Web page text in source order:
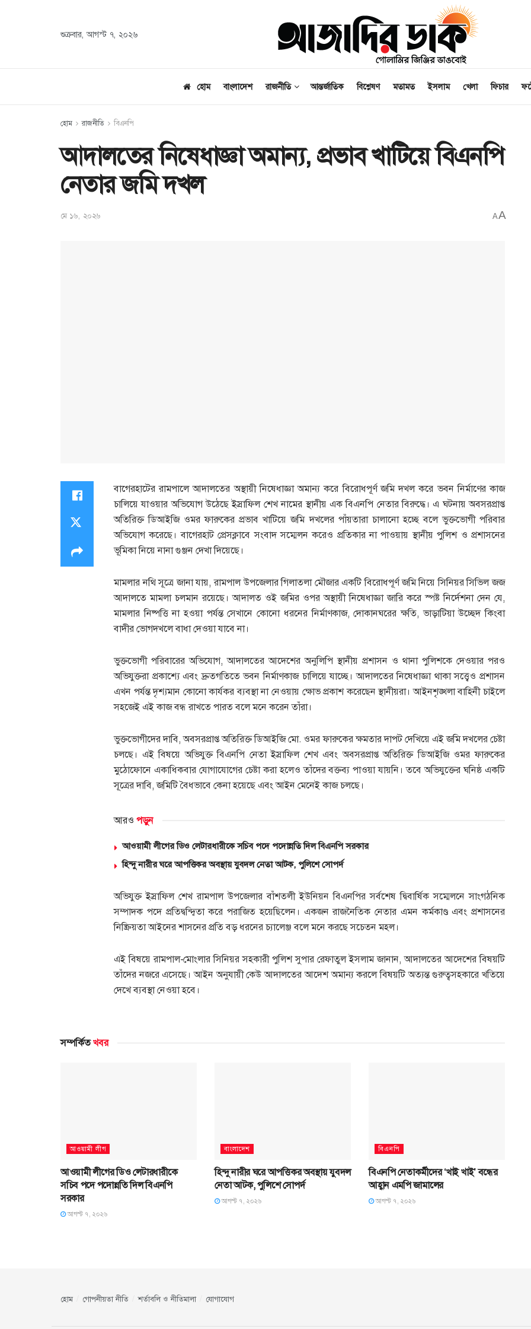
শুক্রবার, আগস্ট ৭, ২০২৬
হোম বাংলাদেশ রাজনীতি আন্তর্জাতিক বিশ্লেষণ মতামত ইসলাম খেলা ফিচার
হোম রাজনীতি বিএনপি
আদালতের নিষেধাজ্ঞা অমান্য, প্রভাব খাটিয়ে বিএনপি
নেতার জমি দখল
মে ১৬, ২০২৬ AA
বাগেরহাটের রামপালে আদালতের অস্থায়ী নিষেধাজ্ঞা অমান্য করে বিরোধপূর্ণ জমি দখল করে ভবন নির্মাণের কাজ
চালিয়ে যাওয়ার অভিযোগ উঠেছে ইস্রাফিল শেখ নামের স্থানীয় এক বিএনপি নেতার বিরুদ্ধে। এ ঘটনায় অবসরপ্রাপ্ত
অতিরিক্ত ডিআইজি ওমর ফারুকের প্রভাব খাটিয়ে জমি দখলের পাঁয়তারা চালানো হচ্ছে বলে ভুক্তভোগী পরিবার
অভিযোগ করেছে। বাগেরহাট প্রেসক্লাবে সংবাদ সম্মেলন করেও প্রতিকার না পাওয়ায় স্থানীয় পুলিশ ও প্রশাসনের
ভূমিকা নিয়ে নানা গুঞ্জন দেখা দিয়েছে।
মামলার নথি সূত্রে জানা যায়, রামপাল উপজেলার গিলাতলা মৌজার একটি বিরোধপূর্ণ জমি নিয়ে সিনিয়র সিভিল জজ
আদালতে মামলা চলমান রয়েছে। আদালত ওই জমির ওপর অস্থায়ী নিষেধাজ্ঞা জারি করে স্পষ্ট নির্দেশনা দেন যে,
মামলার নিষ্পত্তি না হওয়া পর্যন্ত সেখানে কোনো ধরনের নির্মাণকাজ, দোকানঘরের ক্ষতি, ভাড়াটিয়া উচ্ছেদ কিংবা
বাদীর ভোগদখলে বাধা দেওয়া যাবে না।
ভুক্তভোগী পরিবারের অভিযোগ, আদালতের আদেশের অনুলিপি স্থানীয় প্রশাসন ও থানা পুলিশকে দেওয়ার পরও
অভিযুক্তরা প্রকাশ্যে এবং দ্রুতগতিতে ভবন নির্মাণকাজ চালিয়ে যাচ্ছে। আদালতের নিষেধাজ্ঞা থাকা সত্ত্বেও প্রশাসন
এখন পর্যন্ত দৃশ্যমান কোনো কার্যকর ব্যবস্থা না নেওয়ায় ক্ষোভ প্রকাশ করেছেন স্থানীয়রা। আইনশৃঙ্খলা বাহিনী চাইলে
সহজেই এই কাজ বন্ধ রাখতে পারত বলে মনে করেন তাঁরা।
ভুক্তভোগীদের দাবি, অবসরপ্রাপ্ত অতিরিক্ত ডিআইজি মো. ওমর ফারুকের ক্ষমতার দাপট দেখিয়ে এই জমি দখলের চেষ্টা
চলছে। এই বিষয়ে অভিযুক্ত বিএনপি নেতা ইস্রাফিল শেখ এবং অবসরপ্রাপ্ত অতিরিক্ত ডিআইজি ওমর ফারুকের
মুঠোফোনে একাধিকবার যোগাযোগের চেষ্টা করা হলেও তাঁদের বক্তব্য পাওয়া যায়নি। তবে অভিযুক্তের ঘনিষ্ঠ একটি
সূত্রের দাবি, জমিটি বৈধভাবে কেনা হয়েছে এবং আইন মেনেই কাজ চলছে।
আরও পড়ুন
আওয়ামী লীগের ডিও লেটারধারীকে সচিব পদে পদোন্নতি দিল বিএনপি সরকার
হিন্দু নারীর ঘরে আপত্তিকর অবস্থায় যুবদল নেতা আটক, পুলিশে সোপর্দ
অভিযুক্ত ইস্রাফিল শেখ রামপাল উপজেলার বাঁশতলী ইউনিয়ন বিএনপির সর্বশেষ দ্বিবার্ষিক সম্মেলনে সাংগঠনিক
সম্পাদক পদে প্রতিদ্বন্দ্বিতা করে পরাজিত হয়েছিলেন। একজন রাজনৈতিক নেতার এমন কর্মকাণ্ড এবং প্রশাসনের
নিষ্ক্রিয়তা আইনের শাসনের প্রতি বড় ধরনের চ্যালেঞ্জ বলে মনে করছে সচেতন মহল।
এই বিষয়ে রামপাল-মোংলার সিনিয়র সহকারী পুলিশ সুপার রেফাতুল ইসলাম জানান, আদালতের আদেশের বিষয়টি
তাঁদের নজরে এসেছে। আইন অনুযায়ী কেউ আদালতের আদেশ অমান্য করলে বিষয়টি অত্যন্ত গুরুত্বসহকারে খতিয়ে
দেখে ব্যবস্থা নেওয়া হবে।
সম্পর্কিতখবর
আওয়ামী লীগ
আওয়ামী লীগের ডিও লেটারধারীকে
সচিব পদে পদোন্নতি দিল বিএনপি
সরকার
আগস্ট ৭, ২০২৬
বাংলাদেশ
হিন্দু নারীর ঘরে আপত্তিকর অবস্থায় যুবদল
নেতা আটক, পুলিশে সোপর্দ
আগস্ট ৭, ২০২৬
বিএনপি
বিএনপি নেতাকর্মীদের ‘খাই খাই’ বন্ধের
আহ্বান এমপি জামালের
আগস্ট ৭, ২০২৬
হোম গোপনীয়তা নীতি শর্তাবলি ও নীতিমালা যোগাযোগ